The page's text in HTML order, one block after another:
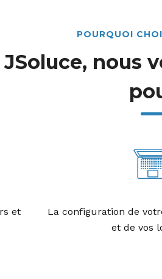
POURQUOI
JSoluce, nous
et
La configuration de
et de vos